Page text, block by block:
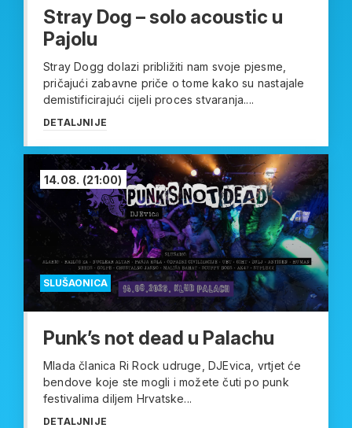
Stray Dog – solo acoustic u
Pajolu
Stray Dogg dolazi približiti nam svoje pjesme,
pričajući zabavne priče o tome kako su nastajale
demistificirajući cijeli proces stvaranja....
DETALJNIJE
SLUŠAONICA
14.08. (21:00)
Punk’s not dead u Palachu
Mlada članica Ri Rock udruge, DJEvica, vrtjet će
bendove koje ste mogli i možete čuti po punk
festivalima diljem Hrvatske...
DETALJNIJE